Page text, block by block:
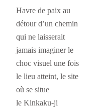
Havre de paix au
détour d’un chemin
qui ne laisserait
jamais imaginer le
choc visuel une fois
le lieu atteint, le site
où se situe
le Kinkaku-ji